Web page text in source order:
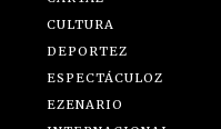
CULTURA
DEPORTEZ
ESPECTÁCULOZ
EZENARIO